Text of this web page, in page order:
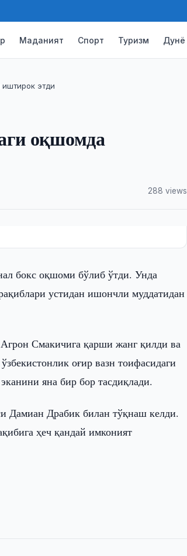
Маданият Спорт Туризм Дунё
иштирок этди
оқшомда
288 views
бокс оқшоми бўлиб ўтди. Унда
устидан ишончли муддатидан
Смакичига қарши жанг қилди ва
оғир вазн тоифасидаги
яна бир бор тасдиқлади.
Дамиан Драбик билан тўқнаш келди.
ҳеч қандай имконият